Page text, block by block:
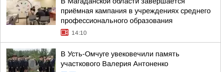
приёмная кампания в учреждениях среднего
профессионального образования
14:10
В Усть-Омчуге увековечили память
участкового Валерия Антоненко